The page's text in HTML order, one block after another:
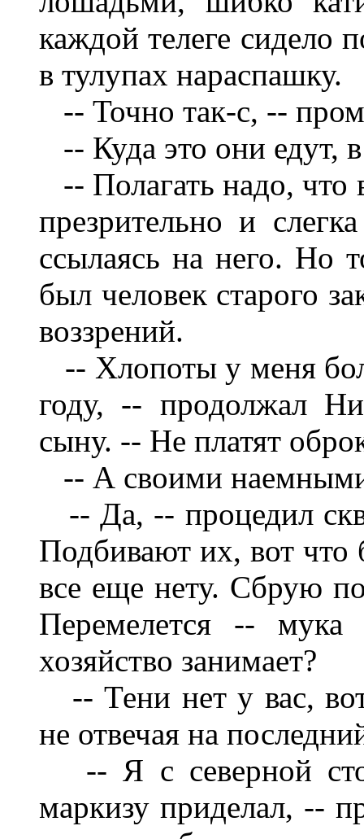
каждой телеге сидело
в тулупах нараспашку.
-- Точно так-с, --
-- Куда это они едут,
-- Полагать надо, что
презрительно и
ссылаясь на него. Но
был человек старого
воззрений.
-- Хлопоты у меня
году, -- продолжал
сыну. -- Не платят
-- А своими
-- Да, -- процедил
Подбивают их, вот что
все еще нету. Сбрую
Перемелется -- мука
хозяйство занимает?
-- Тени нет у вас,
не отвечая на
-- Я с северной
маркизу приделал, --